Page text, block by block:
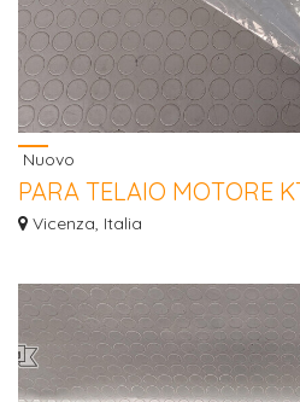
Nuovo
PARA TELAIO MOTORE
EXC 2024 A44003090044
Vicenza, Italia